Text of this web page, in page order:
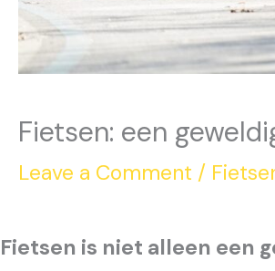
Fietsen: een
Leave a Comment /
Fietsen is niet alleen een